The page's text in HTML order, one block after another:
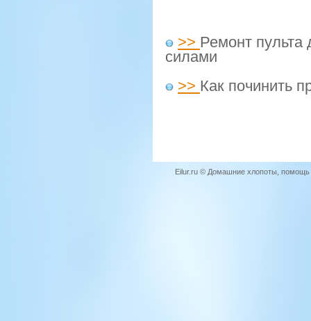
>> Ремонт пульта
силами
>> Как починить
Eilur.ru © Домашние хлопоты,